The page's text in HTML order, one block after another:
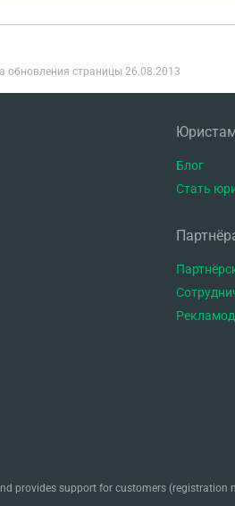
обновления страницы 26.08.2013
Блог
Стать
provides support for customers